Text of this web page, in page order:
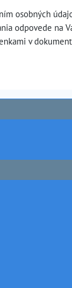
osobných
odpovede na
v